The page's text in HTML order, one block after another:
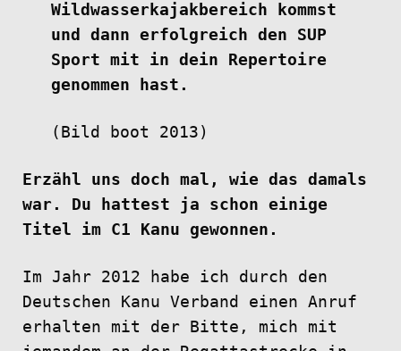
Wildwasserkajakbereich kommst
und dann erfolgreich den SUP
Sport mit in dein Repertoire
genommen hast.
(Bild boot 2013)
Erzähl uns doch mal, wie das damals
war. Du hattest ja schon einige
Titel im C1 Kanu gewonnen.
Im Jahr 2012 habe ich durch den
Deutschen Kanu Verband einen Anruf
erhalten mit der Bitte, mich mit